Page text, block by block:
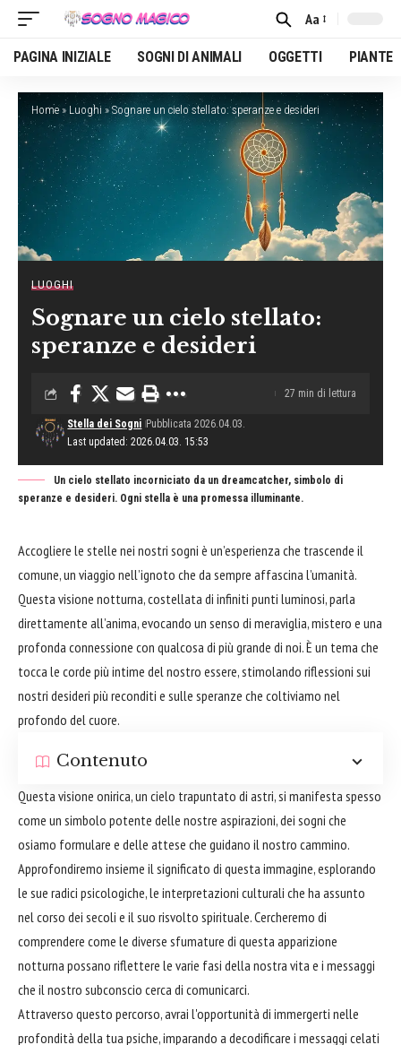
Font
Resizer
Aa
PAGINA INIZIALE SOGNI DI ANIMALI OGGETTI PIANTE
Home » Luoghi »Sognare un cielo stellato: speranze e desideri
LUOGHI
Sognare un cielo stellato:
speranze e desideri
Last updated: 2026.04.03. 15:53
Stella dei Sogni Pubblicata 2026.04.03.
27 min di lettura
Un cielo stellato incorniciato da un dreamcatcher, simbolo di
speranze e desideri. Ogni stella è una promessa illuminante.
Accogliere le stelle nei nostri sogni è un’esperienza che trascende il
comune, un viaggio nell’ignoto che da sempre affascina l’umanità.
Questa visione notturna, costellata di infiniti punti luminosi, parla
direttamente all’anima, evocando un senso di meraviglia, mistero e una
profonda connessione con qualcosa di più grande di noi. È un tema che
tocca le corde più intime del nostro essere, stimolando riflessioni sui
nostri desideri più reconditi e sulle speranze che coltiviamo nel
profondo del cuore.
Contenuto
Questa visione onirica, un cielo trapuntato di astri, si manifesta spesso
come un simbolo potente delle nostre aspirazioni, dei sogni che
osiamo formulare e delle attese che guidano il nostro cammino.
Approfondiremo insieme il significato di questa immagine, esplorando
le sue radici psicologiche, le interpretazioni culturali che ha assunto
nel corso dei secoli e il suo risvolto spirituale. Cercheremo di
comprendere come le diverse sfumature di questa apparizione
notturna possano riflettere le varie fasi della nostra vita e i messaggi
che il nostro subconscio cerca di comunicarci.
Attraverso questo percorso, avrai l'opportunità di immergerti nelle
profondità della tua psiche, imparando a decodificare i messaggi celati